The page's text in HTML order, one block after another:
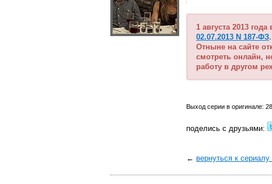
1 августа 2013
02.07.2013 N 187-ФЗ.
Отныне на сайте
смотреть онлайн,
работу в другом
Выход серии в оригинале:
поделись с друзьями:
← вернуться к